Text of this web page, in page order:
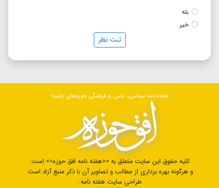
بله
خیر
ثبت نظر
هفته‌نامه سیاسی، علمی و فرهنگی حوزه‌های علمیه
کلیه حقوق این سایت متعلق به <<هفته نامه افق حوزه>> است.
و هرگونه بهره برداری از مطالب و تصاویر آن با ذکر منبع آزاد است.
طراحی سایت هفته نامه :